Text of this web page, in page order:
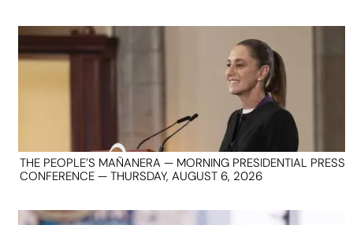
THE PEOPLE’S MAÑANERA — MORNING PRESIDENTIAL PRESS
CONFERENCE — THURSDAY, AUGUST 6, 2026